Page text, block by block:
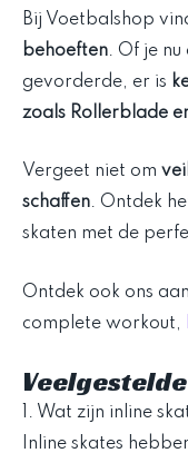
Bij Voetbalshop
behoeften. Of je
gevorderde, er is
zoals Rollerblade
Vergeet niet om
schaffen. Ontdek
skaten met de
Ontdek ook ons
complete workout,
1. Wat zijn inline
Inline skates